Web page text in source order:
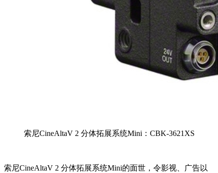
索尼CineAltaV 2 分体拓展系统Mini：CBK-3621XS
索尼CineAltaV 2 分体拓展系统Mini的面世，令影视、广告以